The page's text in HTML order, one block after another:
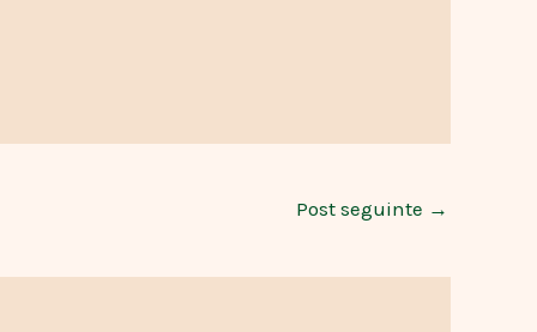
Post seguinte →